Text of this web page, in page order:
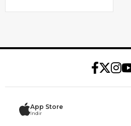
App Store
İndir